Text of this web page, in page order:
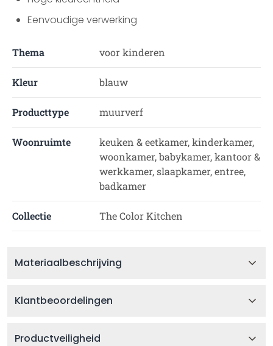
Eenvoudige verwerking
Thema voor kinderen
Kleur blauw
Producttype muurverf
Woonruimte
keuken & eetkamer, kinderkamer,
woonkamer, babykamer, kantoor &
werkkamer, slaapkamer, entree,
badkamer
Collectie The Color Kitchen
Materiaalbeschrijving
Klantbeoordelingen
Productveiligheid